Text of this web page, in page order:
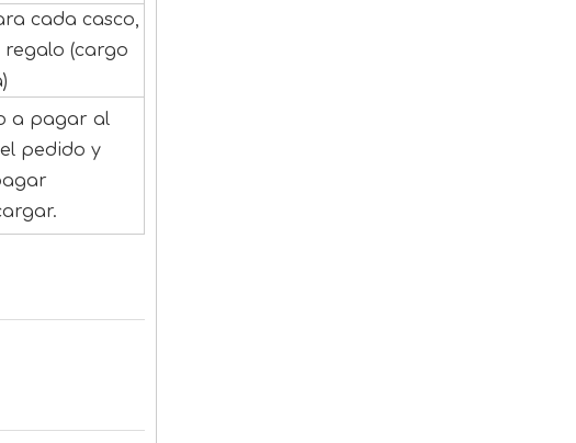
cada casco,
regalo (cargo
a pagar al
pedido y